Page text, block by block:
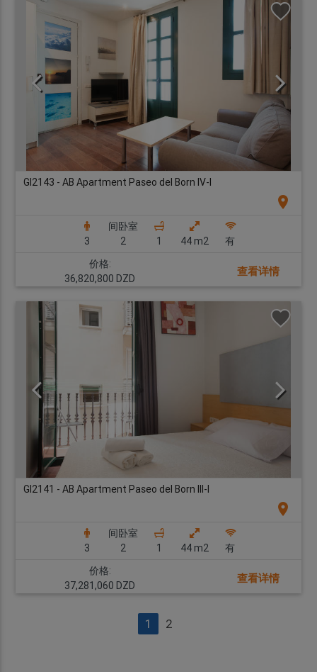
GI2143 - AB Apartment Paseo del Born IV-I
location_on
3
间卧室
2
1 44 m2
有
价格:
36,820,800 DZD
查看详情
GI2141 - AB Apartment Paseo del Born III-I
location_on
3
间卧室
2
1 44 m2
有
价格:
37,281,060 DZD
查看详情
1 2